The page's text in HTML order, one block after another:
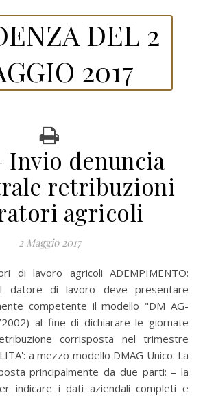
DEL 2
2017
Invio denuncia
retribuzioni
agricoli
2 Maggio 2017
datore di lavoro deve presentare
competente il modello "DM AG-
al fine di dichiarare le giornate
corrisposta nel trimestre
a mezzo modello DMAG Unico. La
principalmente da due parti: – la
indicare i dati aziendali completi e